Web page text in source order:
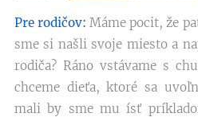
Pre rodičov: Máme pocit, že
sme si našli svoje miesto a
rodiča? Ráno vstávame s
chceme dieťa, ktoré sa
mali by sme mu ísť